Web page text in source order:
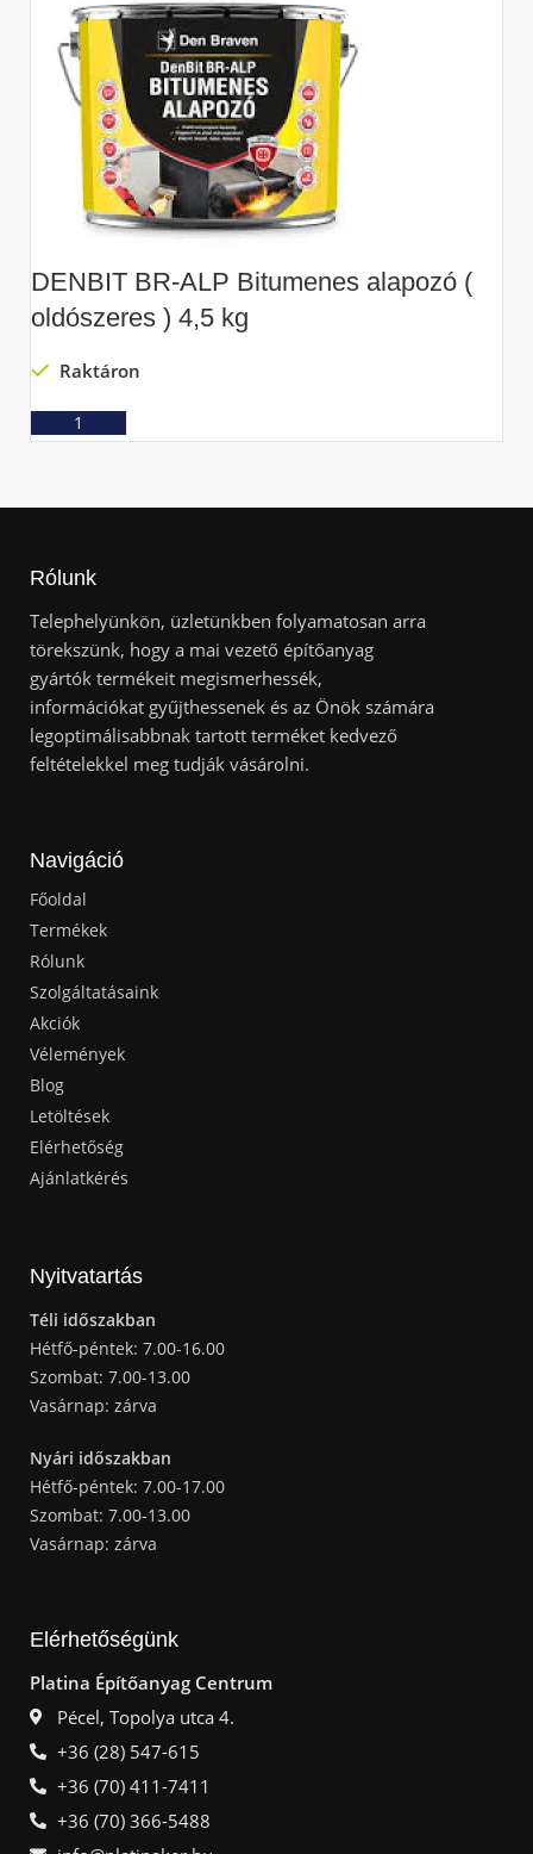
DENBIT BR-ALP Bitumenes alapozó (
oldószeres ) 4,5 kg
Raktáron
Rólunk
Telephelyünkön, üzletünkben folyamatosan arra
törekszünk, hogy a mai vezető építőanyag
gyártók termékeit megismerhessék,
információkat gyűjthessenek és az Önök számára
legoptimálisabbnak tartott terméket kedvező
feltételekkel meg tudják vásárolni.
Navigáció
Főoldal
Termékek
Rólunk
Szolgáltatásaink
Akciók
Vélemények
Blog
Letöltések
Elérhetőség
Ajánlatkérés
Nyitvatartás
Téli időszakban
Hétfő-péntek: 7.00-16.00
Szombat: 7.00-13.00
Vasárnap: zárva
Nyári időszakban
Hétfő-péntek: 7.00-17.00
Szombat: 7.00-13.00
Vasárnap: zárva
Elérhetőségünk
Platina Építőanyag Centrum
Pécel, Topolya utca 4.
+36 (28) 547-615
+36 (70) 411-7411
+36 (70) 366-5488